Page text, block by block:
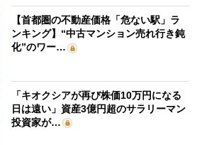
【首都圏の不動産価格「危ない駅」ラ
ンキング】“中古マンション売れ行き鈍
化”のワー…
「キオクシアが再び株価10万円になる
日は遠い」資産3億円超のサラリーマン
投資家が…